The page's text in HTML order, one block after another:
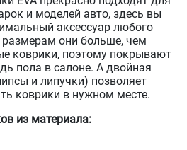
и моделей авто, здесь вы
аксессуар любого
они больше, чем
коврики, поэтому покрывают
пола в салоне. А двойная
и липучки) позволяет
коврики в нужном месте.
из материала: